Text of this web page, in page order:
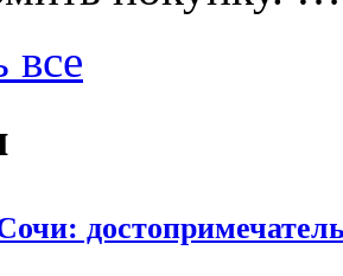
все